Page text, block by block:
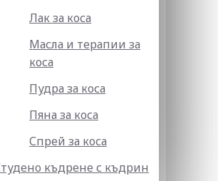
Лак за коса
Масла и терапии за
коса
Пудра за коса
Пяна за коса
Спрей за коса
къдрене с къдрин